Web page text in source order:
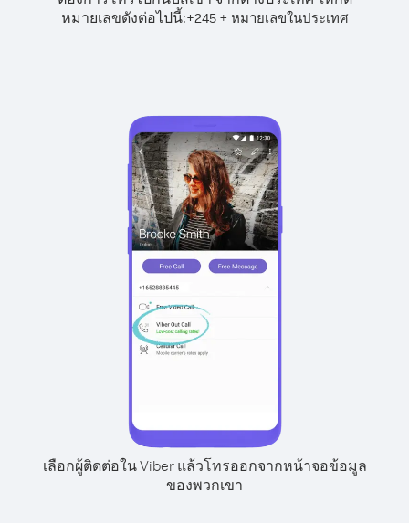
หมายเลขดังต่อไปนี้:+245+ หมายเลขในประเทศ
เลือกผู้ติดต่อใน Viber แล้วโทรออกจากหน้าจอข้อมูล
ของพวกเขา